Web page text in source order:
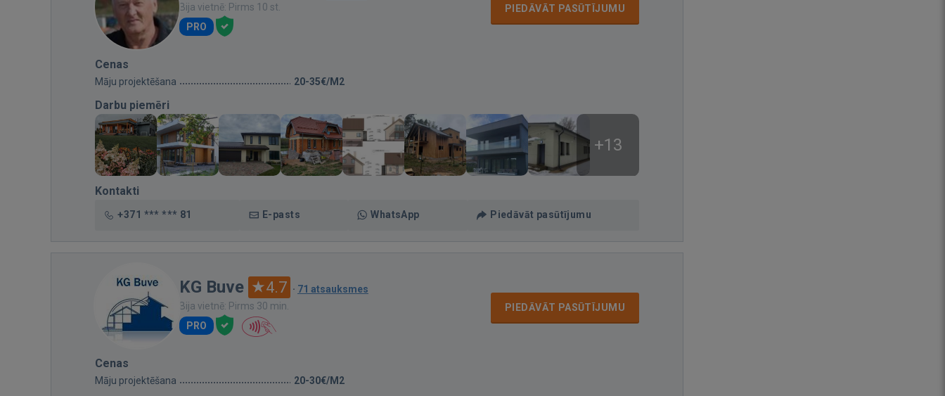
Bija vietnē: Pirms 10 st.
PRO
PIEDĀVĀT PASŪTĪJUMU
Cenas
Māju projektēšana 20-35€/M2
Darbu piemēri
+13
Kontakti
+371 *** *** 81 E-pasts WhatsApp Piedāvāt pasūtījumu
KG Buve 4.7 · 71 atsauksmes
Bija vietnē: Pirms 30 min.
PRO
PIEDĀVĀT PASŪTĪJUMU
Cenas
Māju projektēšana 20-30€/M2